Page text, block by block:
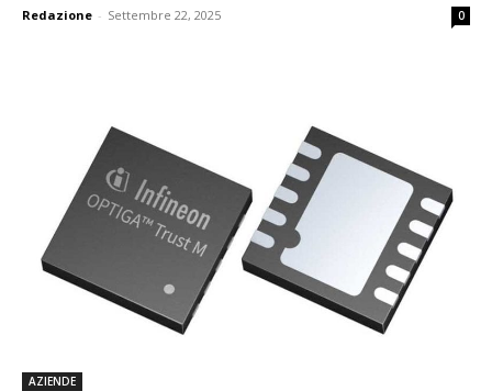
Redazione - Settembre 22, 2025 0
AZIENDE